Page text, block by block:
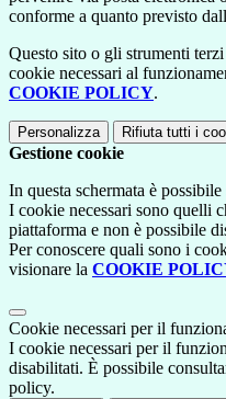
conforme a quanto previsto
Questo sito o gli strumenti
cookie necessari al
COOKIE POLICY.
Personalizza Rifiuta tutti i
Gestione cookie
In questa schermata è
I cookie necessari sono quelli
piattaforma e non è possibile
Per conoscere quali sono i
visionare la COOKIE
Cookie necessari per il
I cookie necessari per il
disabilitati. È possibile
policy.